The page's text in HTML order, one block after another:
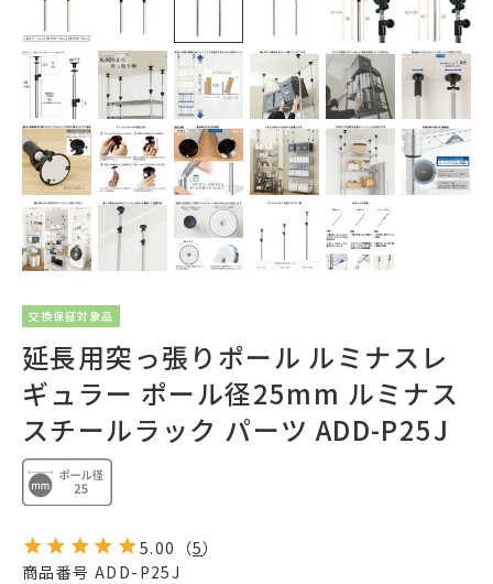
交換保証対象品
延長用突っ張りポール ルミナスレ
ギュラー ポール径25mm ルミナス
スチールラック パーツ ADD-P25J
5.00 （5）
商品番号 ADD-P25J